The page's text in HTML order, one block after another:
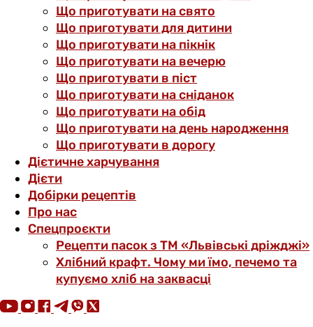
Що приготувати на свято
Що приготувати для дитини
Що приготувати на пікнік
Що приготувати на вечерю
Що приготувати в піст
Що приготувати на сніданок
Що приготувати на обід
Що приготувати на день народження
Що приготувати в дорогу
Дієтичне харчування
Дієти
Добірки рецептів
Про нас
Спецпроєкти
Рецепти пасок з ТМ «Львівські дріжджі»
Хлібний крафт. Чому ми їмо, печемо та
купуємо хліб на заквасці